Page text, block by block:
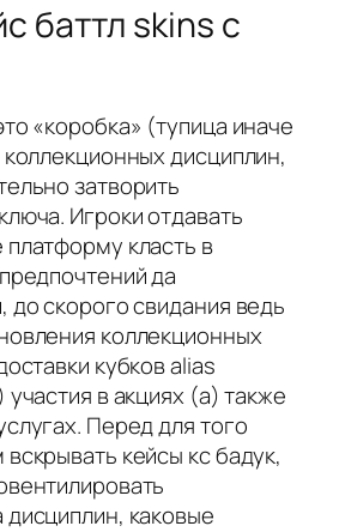
баттл skins с
«коробка» (тупица иначе
дисциплин,
затворить
Игроки отдавать
класть в
да
до скорого свидания ведь
коллекционных
кубков alias
в акциях (а) также
Перед для того
кейсы кс бадук,
каковые